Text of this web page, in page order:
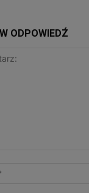
ODPOWIEDŹ